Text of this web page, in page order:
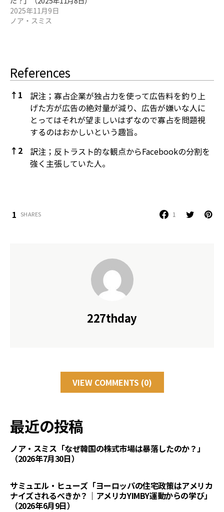
2025年11月9日
ノア・スミス
References
↑ 1
訳注；寡占企業が独占力を使って広告料を釣り上
げた方が広告の絶対量が減り、広告が嫌いな人に
とってはそれが望ましいはずなので寡占を問題視
するのはおかしいという趣旨。
↑ 2
訳注；反トラスト的な観点からFacebookの分割を
強く主張していた人。
1 SHARES 1
227thday
VIEW COMMENTS (0)
最近の投稿
ノア・スミス「なぜ韓国の株式市場は暴落したのか？」
（2026年7月30日）
サミュエル・ヒューズ「ヨーロッパの住宅政策はアメリカ
ナイズされるべきか？｜アメリカYIMBY運動からの学び」
（2026年6月9日）